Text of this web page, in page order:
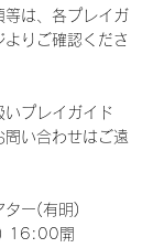
は、各プレイガ
りご確認くださ
プレイガイド
い合わせはご遠
ター(有明)
16:00開